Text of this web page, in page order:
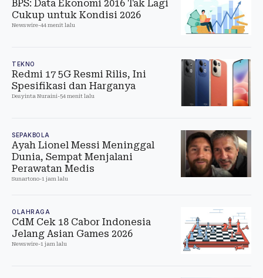
BPS: Data Ekonomi 2016 Tak Lagi
Cukup untuk Kondisi 2026
Newswire-44 menit lalu
TEKNO
Redmi 17 5G Resmi Rilis, Ini
Spesifikasi dan Harganya
Desyinta Nuraini-54 menit lalu
SEPAKBOLA
Ayah Lionel Messi Meninggal
Dunia, Sempat Menjalani
Perawatan Medis
Sunartono-1 jam lalu
OLAHRAGA
CdM Cek 18 Cabor Indonesia
Jelang Asian Games 2026
Newswire-1 jam lalu